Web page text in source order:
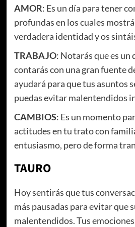
AMOR: Es un día para tener
profundas en los cuales
verdadera identidad y os
TRABAJO: Notarás que es un
contarás con una gran fuente
ayudará para que tus asuntos
puedas evitar malentendidos
CAMBIOS: Es un momento
actitudes en tu trato con
entusiasmo, pero de forma
TAURO
Hoy sentirás que tus
más pausadas para evitar que
malentendidos. Tus